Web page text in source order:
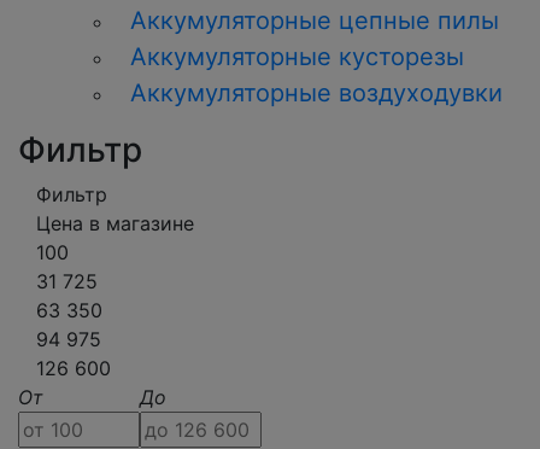
Аккумуляторные цепные пилы
Аккумуляторные кусторезы
Аккумуляторные воздуходувки
Фильтр
Фильтр
Цена в магазине
100
31 725
63 350
94 975
126 600
От
До